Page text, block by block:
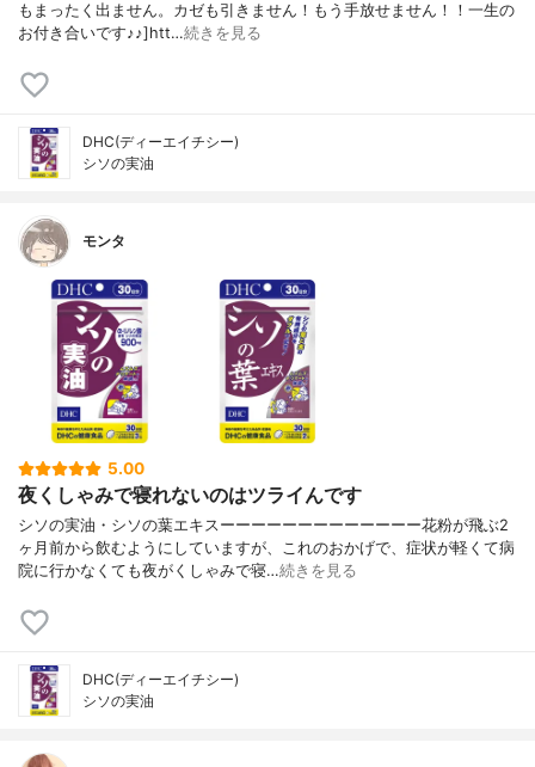
もまったく出ません。カゼも引きません！もう手放せません！！一生の
お付き合いです♪♪]htt…続きを見る
DHC(ディーエイチシー)
シソの実油
モンタ
5.00
夜くしゃみで寝れないのはツライんです
シソの実油・シソの葉エキスーーーーーーーーーーーーー花粉が飛ぶ2
ヶ月前から飲むようにしていますが、これのおかげで、症状が軽くて病
院に行かなくても夜がくしゃみで寝…続きを見る
DHC(ディーエイチシー)
シソの実油